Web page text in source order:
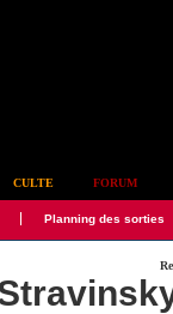
CULTE FORUM
Planning des sorties